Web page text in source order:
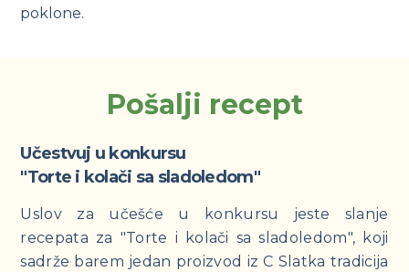
poklone.
Pošalji recept
Učestvuj u konkursu
"Torte i kolači sa sladoledom"
Uslov za učešće u konkursu jeste slanje
recepata za "Torte i kolači sa sladoledom", koji
sadrže barem jedan proizvod iz C Slatka tradicija